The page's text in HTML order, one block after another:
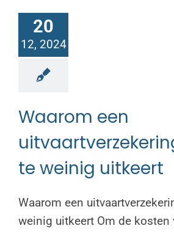
20
12, 2024
Waarom een
te weinig uitkeert
Waarom een
weinig uitkeert Om de kosten